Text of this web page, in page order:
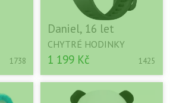
1738
Daniel, 16 let
CHYTRÉ HODINKY
1 199 Kč 1425